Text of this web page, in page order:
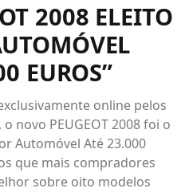
2008 ELEITO
EUROS”
online pelos
novo PEUGEOT 2008 foi o
Automóvel Até 23.000
que mais compradores
sobre oito modelos